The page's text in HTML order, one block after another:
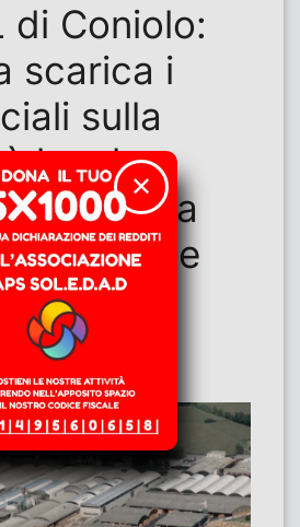
di Coniolo:
scarica i
sulla
locale
Deambrogio
✕